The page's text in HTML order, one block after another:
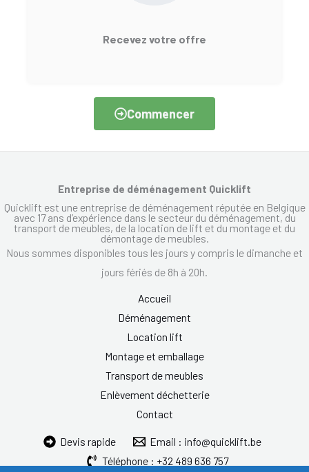
Recevez votre offre
Commencer
Entreprise de déménagement Quicklift
Quicklift est une entreprise de déménagement réputée en Belgique
avec 17 ans d’expérience dans le secteur du déménagement, du
transport de meubles, de la location de lift et du montage et du
démontage de meubles.
Nous sommes disponibles tous les jours y compris le dimanche et
jours fériés de 8h à 20h.
Accueil
Déménagement
Location lift
Montage et emballage
Transport de meubles
Enlèvement déchetterie
Contact
Devis rapide
Email : info@quicklift.be
Téléphone : +32 489 636 757